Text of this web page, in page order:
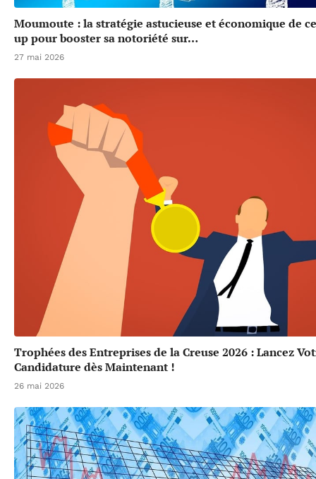
Moumoute : la stratégie astucieuse et économique de
up pour booster sa notoriété sur…
27 mai 2026
Trophées des Entreprises de la Creuse 2026 : Lancez
Candidature dès Maintenant !
26 mai 2026